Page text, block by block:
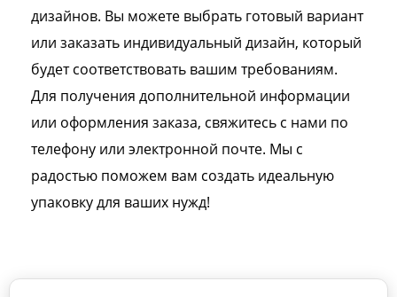
дизайнов. Вы можете выбрать готовый вариант
или заказать индивидуальный дизайн, который
будет соответствовать вашим требованиям.
Для получения дополнительной информации
или оформления заказа, свяжитесь с нами по
телефону или электронной почте. Мы с
радостью поможем вам создать идеальную
упаковку для ваших нужд!